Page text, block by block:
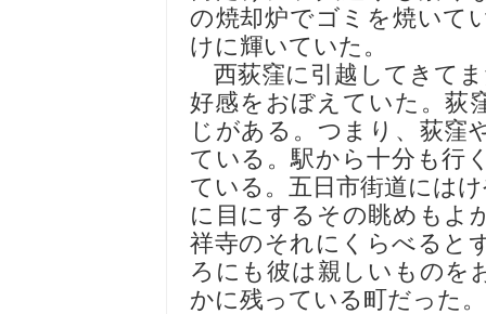
の焼却炉でゴミを焼いて
けに輝いていた。
西荻窪に引越してきて
好感をおぼえていた。荻
じがある。つまり、荻窪
ている。駅から十分も行
ている。五日市街道には
に目にするその眺めもよ
祥寺のそれにくらべると
ろにも彼は親しいものを
かに残っている町だった。